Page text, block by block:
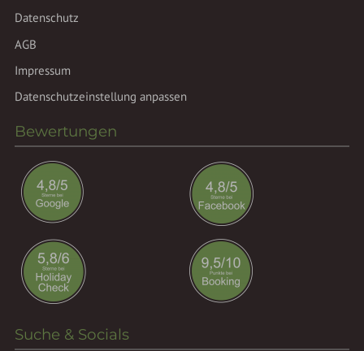
Datenschutz
AGB
Impressum
Datenschutzeinstellung anpassen
Bewertungen
Suche & Socials